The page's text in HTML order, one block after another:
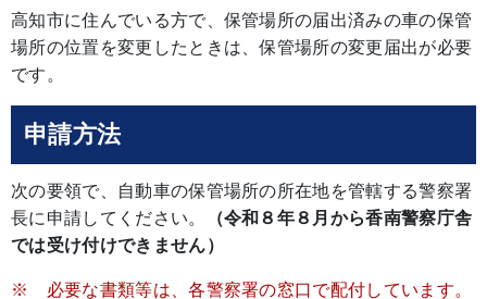
高知市に住んでいる方で、保管場所の届出済みの車の保管
場所の位置を変更したときは、保管場所の変更届出が必要
です。
申請方法
次の要領で、自動車の保管場所の所在地を管轄する警察署
長に申請してください。
（令和８年８月から香南警察庁舎
では受け付けできません）
※ 必要な書類等は、各警察署の窓口で配付しています。